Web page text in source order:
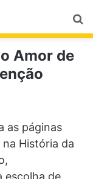
Amor de
as páginas
História da
escolha de